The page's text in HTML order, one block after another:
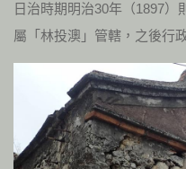
日治時期明治30年（1897）
屬「林投澳」管轄，之後行